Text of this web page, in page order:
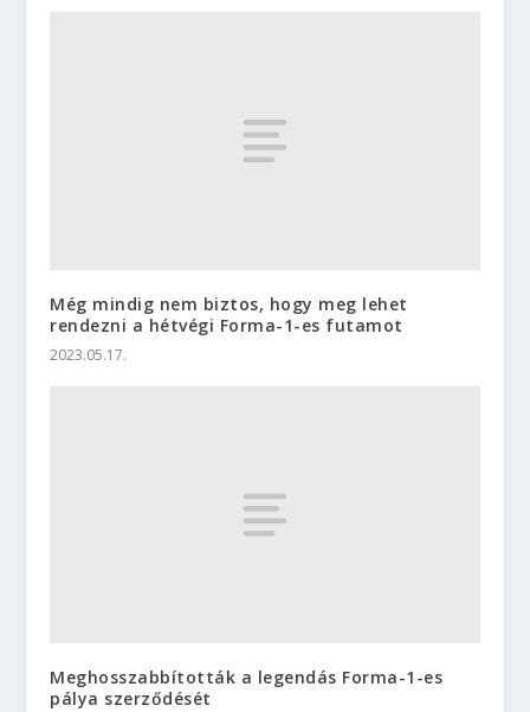
Még mindig nem biztos, hogy meg lehet
rendezni a hétvégi Forma-1-es futamot
2023.05.17.
Meghosszabbították a legendás Forma-1-es
pálya szerződését